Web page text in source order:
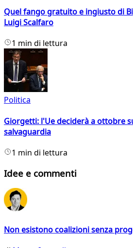
Quel fango gratuito e ingiusto di
Luigi Scalfaro
1 min di lettura
Politica
Giorgetti: l'Ue deciderà a ottobre
salvaguardia
1 min di lettura
Idee e commenti
Non esistono coalizioni senza